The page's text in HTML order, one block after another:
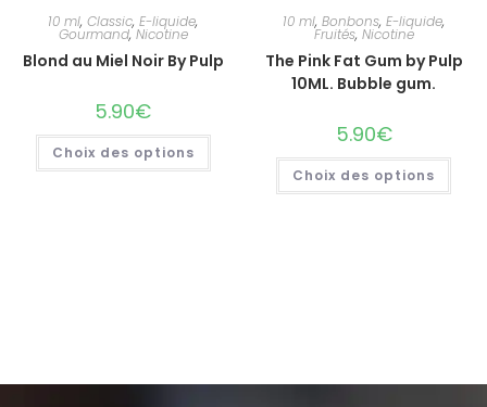
10 ml,Classic,E-liquide,
Gourmand,Nicotine
Blond au Miel Noir By Pulp
5.90€
Choix des options
10 ml,Bonbons,E-liquide,
Fruités, Nicotine
The Pink Fat Gum by Pulp
10ML. Bubble gum.
5.90€
Choix des options